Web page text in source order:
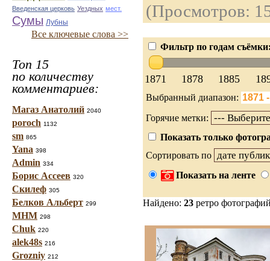
Введенская церковь Уездных мест.
Сумы Лубны
Все ключевые слова >>
Топ 15
по количеству
комментариев:
Магаз Анатолий 2040
poroch 1132
sm 865
Yana 398
Admin 334
Борис Ассеев 320
Скилеф 305
Белков Альберт 299
МНМ 298
Chuk 220
alek48s 216
Grozniy 212
(Просмотров:
Фильтр по годам
1871 1878 1885
Выбранный диапазон:
Горячие метки:
Показать только
Сортировать по
Показать на ленте
Найдено: 23 ретро